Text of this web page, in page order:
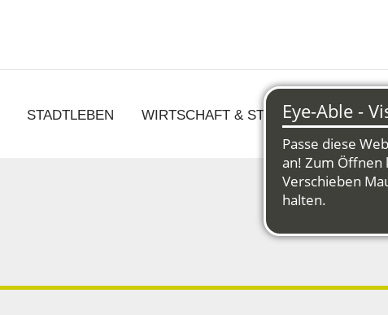
STADTLEBEN WIRTSCHAFT & STRUKTURWANDEL